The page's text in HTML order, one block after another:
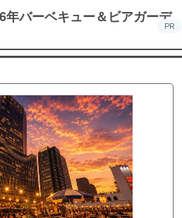
年バーベキュー＆ビアガーデ
PR